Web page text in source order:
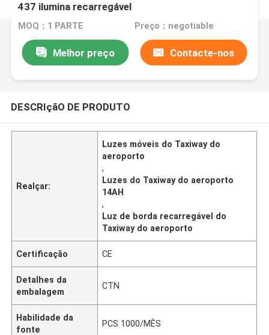
437 ilumina recarregável
MOQ：1 PARTE Preço：negotiable
Melhor preço Contacte-nos
DESCRIçãO DE PRODUTO
Realçar:
Luzes móveis do Taxiway do
aeroporto
,
Luzes do Taxiway do aeroporto
14AH
,
Luz de borda recarregável do
Taxiway do aeroporto
Certificação CE
Detalhes da
embalagem
CTN
Habilidade da
fonte
PCS 1000/MÊS